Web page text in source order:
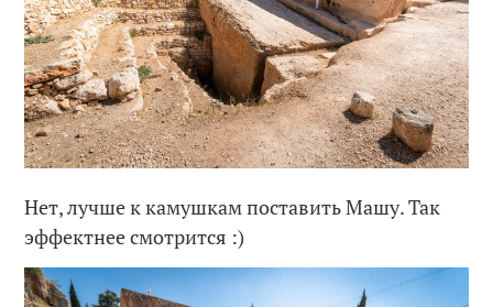
Нет, лучше к камушкам поставить Машу. Так
эффектнее смотрится :)